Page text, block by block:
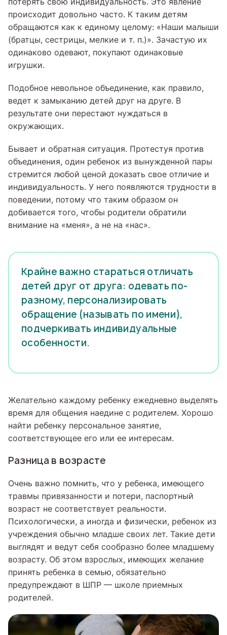
происходит довольно часто. К таким детям
обращаются как к единому целому: «Наши малыши
(братцы, сестрицы, мелкие и т. п.)». Зачастую их
одинаково одевают, покупают одинаковые
игрушки.
Подобное невольное объединение, как правило,
ведет к замыканию детей друг на друге. В
результате они перестают нуждаться в
окружающих.
Бывает и обратная ситуация. Протестуя против
объединения, один ребенок из вынужденной пары
стремится любой ценой доказать свое отличие и
индивидуальность. У него появляются трудности в
поведении, потому что таким образом он
добивается того, чтобы родители обратили
внимание на «меня», а не на «нас».
Крайне важно стараться отличать
детей друг от друга: одевать по-
разному, персонализировать
обращение (называть по имени),
подчеркивать индивидуальные
особенности.
Желательно каждому ребенку ежедневно выделять
время для общения наедине с родителем. Хорошо
найти ребенку персональное занятие,
соответствующее его или ее интересам.
Разница в возрасте
Очень важно помнить, что у ребенка, имеющего
травмы привязанности и потери, паспортный
возраст не соответствует реальности.
Психологически, а иногда и физически, ребенок из
учреждения обычно младше своих лет. Такие дети
выглядят и ведут себя сообразно более младшему
возрасту. Об этом взрослых, имеющих желание
принять ребенка в семью, обязательно
предупреждают в ШПР — школе приемных
родителей.